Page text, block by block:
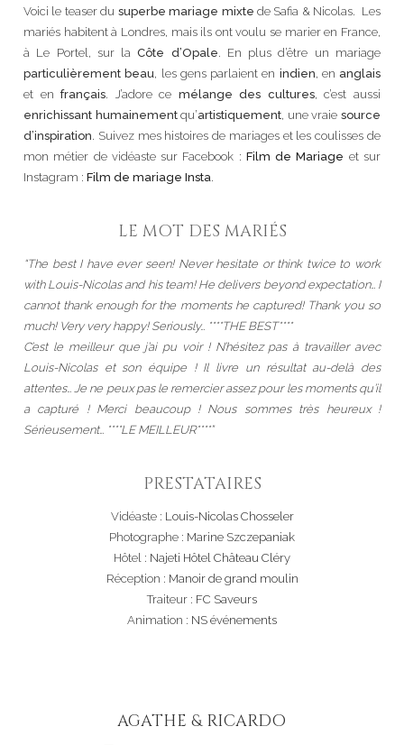
Voici le teaser du superbe mariage mixte de Safia & Nicolas. Les
mariés habitent à Londres, mais ils ont voulu se marier en France,
à Le Portel, sur laCôte d’Opale. En plus d’être un mariage
particulièrement beau, les gens parlaient en indien, en anglais
et enfrançais. J’adore ce mélange des cultures, c’est aussi
enrichissant humainementqu’artistiquement, une vraiesource
d’inspiration. Suivez mes histoires de mariages et les coulisses de
mon métier de vidéaste sur Facebook : Film de Mariage et sur
Instagram : Film de mariage Insta.
LE MOT DES MARIÉS
“The best I have ever seen! Never hesitate or think twice to work
with Louis-Nicolas and his team! He delivers beyond expectation… I
cannot thank enough for the moments he captured! Thank you so
much! Very very happy! Seriously… ****THE BEST****
C’est le meilleur que j’ai pu voir ! N’hésitez pas à travailler avec
Louis-Nicolas et son équipe ! Il livre un résultat au-delà des
attentes… Je ne peux pas le remercier assez pour les moments qu’il
a capturé ! Merci beaucoup ! Nous sommes très heureux !
Sérieusement… ****LE MEILLEUR****”
PRESTATAIRES
Vidéaste : Louis-Nicolas Chosseler
Photographe : Marine Szczepaniak
Hôtel : Najeti Hôtel Château Cléry
Réception : Manoir de grand moulin
Traiteur : FC Saveurs
Animation : NS événements
AGATHE & RICARDO